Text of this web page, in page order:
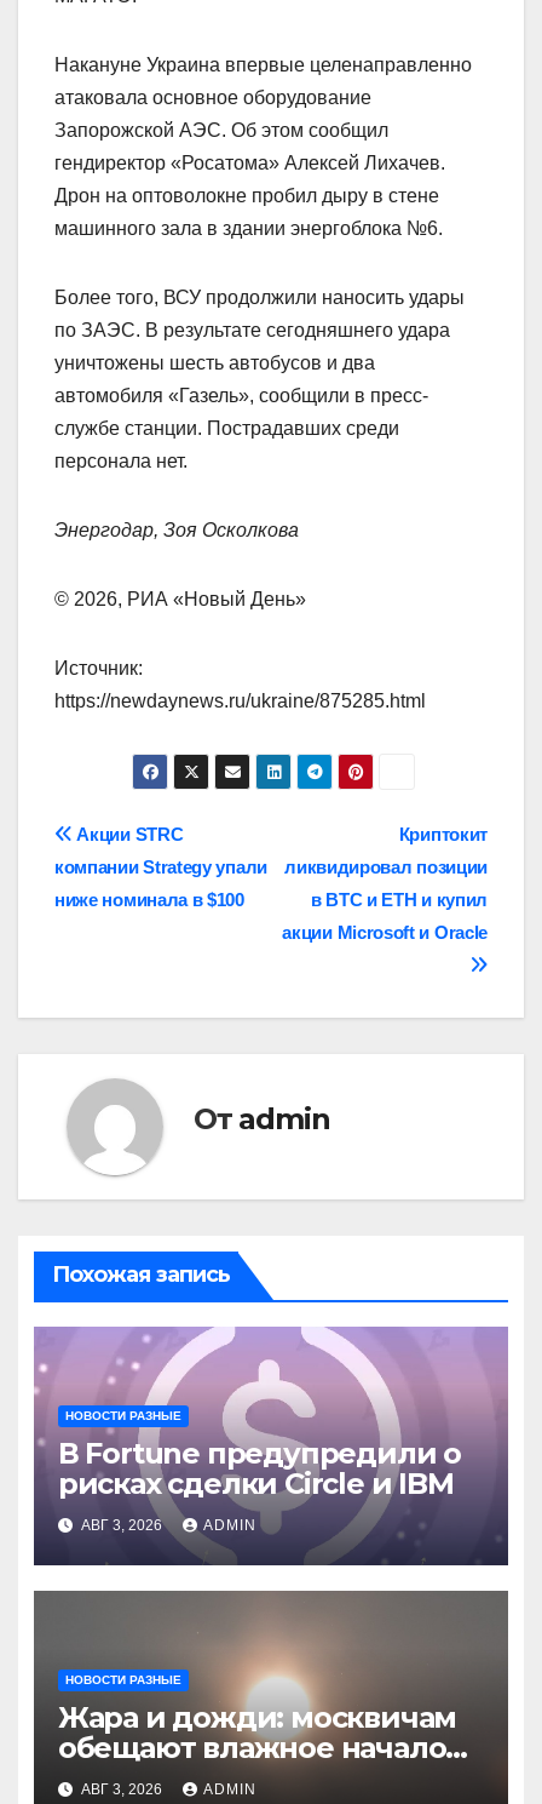
Накануне Украина впервые целенаправленно
атаковала основное оборудование
Запорожской АЭС. Об этом сообщил
гендиректор «Росатома» Алексей Лихачев.
Дрон на оптоволокне пробил дыру в стене
машинного зала в здании энергоблока №6.
Более того, ВСУ продолжили наносить удары
по ЗАЭС. В результате сегодняшнего удара
уничтожены шесть автобусов и два
автомобиля «Газель», сообщили в пресс-
службе станции. Пострадавших среди
персонала нет.
Энергодар, Зоя Осколкова
© 2026, РИА «Новый День»
Источник:
https://newdaynews.ru/ukraine/875285.html
Навигация
по
Криптокит
ликвидировал позиции
в BTC и ETH и купил
акции Microsoft и Oracle
Акции STRC
компании Strategy упали
ниже номинала в $100
От admin
Похожая запись
НОВОСТИ РАЗНЫЕ
В Fortune предупредили о
рисках сделки Circle и IBM
АВГ 3, 2026 ADMIN
НОВОСТИ РАЗНЫЕ
Жара и дожди: москвичам
обещают влажное начало
августа
АВГ 3, 2026 ADMIN